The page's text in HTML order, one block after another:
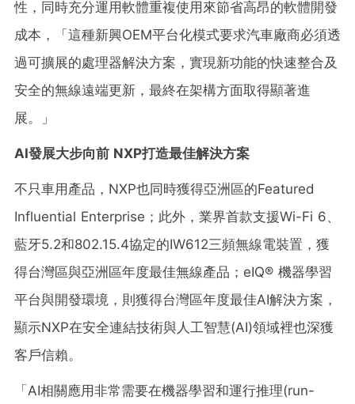
性，同時充分運用軟體重複使用來節省高昂的軟體開發
成本，「這種新興OEM平台化模式要求汽車廠商必須透
過可擴展的處理器解決方案，實現新功能的快速整合及
安全的無線遠端更新，最終在架構方面取得顯著進
展。」
AI發展大步向前 NXP打造最佳解決方案
不只車用產品，NXP也同時獲得亞洲區的Featured
Influential Enterprise；此外，業界首款支援Wi-Fi 6、
藍牙5.2和802.15.4協定的IW612三頻無線電裝置，獲
得台灣區與亞洲區年度最佳無線產品；eIQ® 機器學習
平台與開發環境，則獲得台灣區年度最佳AI解決方案，
顯示NXP在安全連結技術與人工智慧(AI)領域裡也深獲
客戶信賴。
「AI相關應用非常需要在機器學習和運行推理(run-